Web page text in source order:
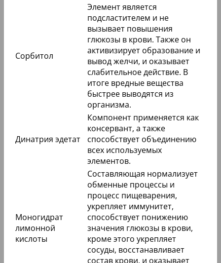
Сорбитол
Элемент является
подсластителем и не
вызывает повышения
глюкозы в крови. Также он
активизирует образование и
вывод желчи, и оказывает
слабительное действие. В
итоге вредные вещества
быстрее выводятся из
организма.
Динатрия эдетат
Компонент применяется как
консервант, а также
способствует объединению
всех используемых
элементов.
Моногидрат
лимонной
кислоты
Составляющая нормализует
обменные процессы и
процесс пищеварения,
укрепляет иммунитет,
способствует понижению
значения глюкозы в крови,
кроме этого укрепляет
сосуды, восстанавливает
состав крови, и оказывает